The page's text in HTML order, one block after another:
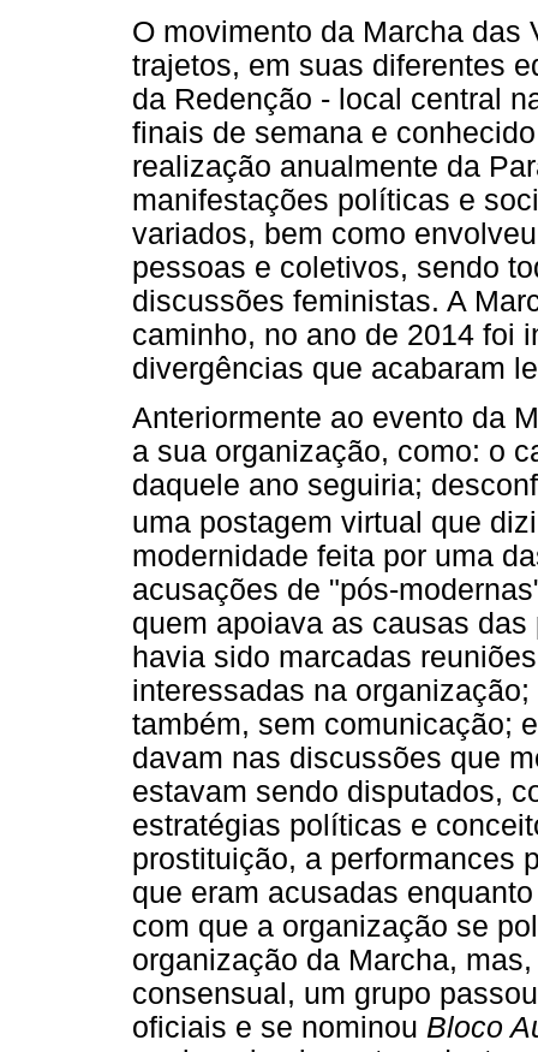
O movimento da Marcha das
trajetos, em suas diferentes
da Redenção - local central
finais de semana e
realização anualmente da
manifestações políticas e
variados, bem como
pessoas e coletivos, sendo
discussões feministas. A
caminho, no ano de 2014 foi
divergências que acabaram
Anteriormente ao evento da
a sua organização, como: o
daquele ano seguiria;
uma postagem virtual que
modernidade feita por uma
acusações de "pós-
quem apoiava as causas
havia sido marcadas
interessadas na
também, sem comunicação;
davam nas discussões que
estavam sendo disputados,
estratégias políticas e
prostituição, a performances
que eram acusadas
com que a organização se
organização da Marcha,
consensual, um grupo
oficiais e se nominou Bloco